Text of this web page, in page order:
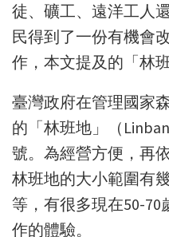
徒、礦工、遠洋工人
民得到了一份有機會
作，本文提及的「林
臺灣政府在管理國家
的「林班地」（
號。為經營方便，再
林班地的大小範圍有
等，有很多現在50-
作的體驗。